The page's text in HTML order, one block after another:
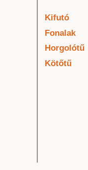
Kifutó
Fonalak
Horgolótű
Kötőtű